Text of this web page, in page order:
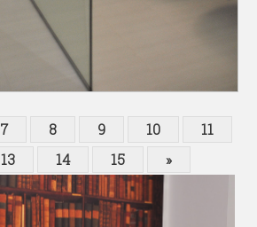
7 8 9 10
11
13 14 15 »